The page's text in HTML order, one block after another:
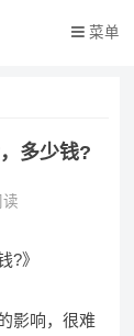
菜单
多少钱?
读
?》
影响，很难